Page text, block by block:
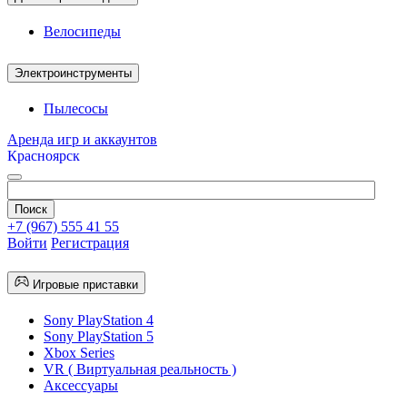
Велосипеды
Электроинструменты
Пылесосы
Аренда игр и аккаунтов
Красноярск
+7 (967) 555 41 55
Войти Регистрация
Игровые приставки
Sony PlayStation 4
Sony PlayStation 5
Xbox Series
VR ( Виртуальная реальность )
Аксессуары